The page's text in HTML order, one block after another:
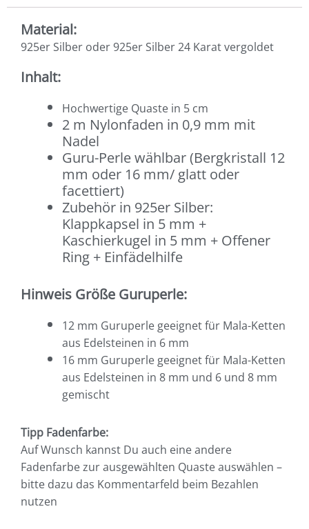
Material:
925er Silber oder 925er Silber 24 Karat vergoldet
Inhalt:
Hochwertige Quaste in 5 cm
2 m Nylonfaden in 0,9 mm mit
Nadel
Guru-Perle wählbar (Bergkristall 12
mm oder 16 mm/ glatt oder
facettiert)
Zubehör in 925er Silber:
Klappkapsel in 5 mm +
Kaschierkugel in 5 mm + Offener
Ring + Einfädelhilfe
Hinweis Größe Guruperle:
12 mm Guruperle geeignet für Mala-Ketten
aus Edelsteinen in 6 mm
16 mm Guruperle geeignet für Mala-Ketten
aus Edelsteinen in 8 mm und 6 und 8 mm
gemischt
Tipp Fadenfarbe:
Auf Wunsch kannst Du auch eine andere
Fadenfarbe zur ausgewählten Quaste auswählen –
bitte dazu das Kommentarfeld beim Bezahlen
nutzen